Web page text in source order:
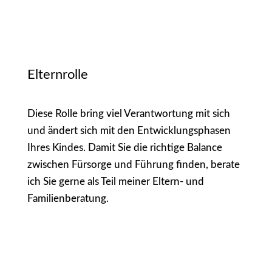
Elternrolle
Diese Rolle bring viel Verantwortung mit sich
und ändert sich mit den Entwicklungsphasen
Ihres Kindes. Damit Sie die richtige Balance
zwischen Fürsorge und Führung finden, berate
ich Sie gerne als Teil meiner Eltern- und
Familienberatung.